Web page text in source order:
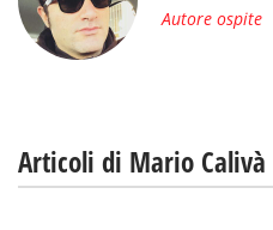
Autore ospite
Articoli di Mario Calivà